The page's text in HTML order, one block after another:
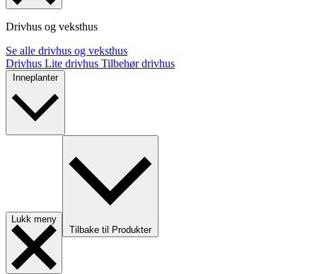
Drivhus og veksthus
Se alle drivhus og veksthus
Drivhus Lite drivhus Tilbehør drivhus
Inneplanter
Lukk meny
Tilbake til Produkter